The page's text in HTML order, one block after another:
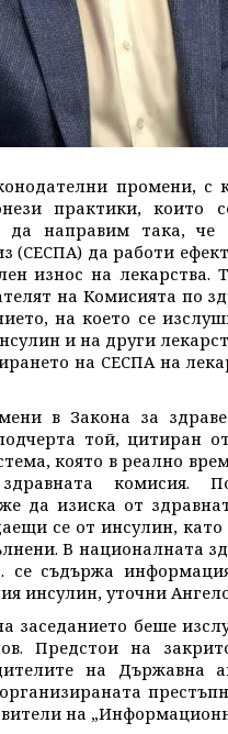
промени, с
практики, които
да направим така, че
(СЕСПА) да работи
износ на
на Комисията по
на което се
и на други
на СЕСПА на
в Закона за
той, цитиран
която в реално
здравната
да изиска от
се от инсулин,
В националната
се съдържа
инсулин, уточни
заседанието беше
Предстои на
на Държавна
на